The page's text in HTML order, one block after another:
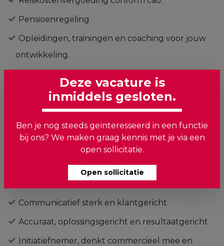
Pensioenregeling
Opleidingen, trainingen en coaching voor jouw
ontwikkeling.
Wat heb je nodig?
Voor deze functie zoeken wij een klantenservice
medewerker die zich herkent in het volgende:
HBO werk- en denkniveau.
Vloeiend in Nederlands en Engels
Communicatief sterk en klantgericht.
Accuraat, oplossingsgericht en resultaatgericht.
Initiatiefnemer, denkt commercieel mee en
Deze vacature is
inmiddels gesloten.
Ben je nog steeds geïnteresseerd in een functie
bij ons? We maken graag kennis met je via een
open sollicitatie.
Open sollicitatie